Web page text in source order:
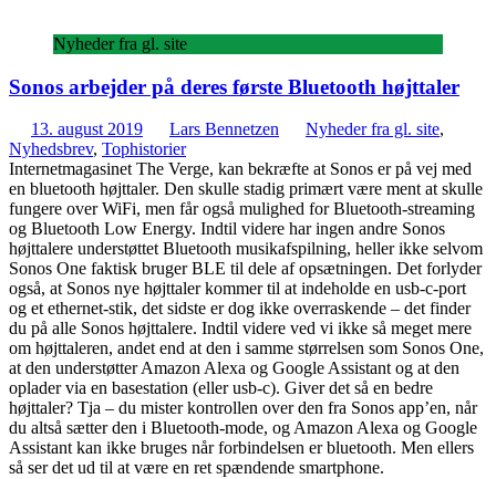
Nyheder fra gl. site
Sonos arbejder på deres første Bluetooth højttaler
13. august 2019 Lars Bennetzen Nyheder fra gl. site,
Nyhedsbrev, Tophistorier
Internetmagasinet The Verge, kan bekræfte at Sonos er på vej med
en bluetooth højttaler. Den skulle stadig primært være ment at skulle
fungere over WiFi, men får også mulighed for Bluetooth-streaming
og Bluetooth Low Energy. Indtil videre har ingen andre Sonos
højttalere understøttet Bluetooth musikafspilning, heller ikke selvom
Sonos One faktisk bruger BLE til dele af opsætningen. Det forlyder
også, at Sonos nye højttaler kommer til at indeholde en usb-c-port
og et ethernet-stik, det sidste er dog ikke overraskende – det finder
du på alle Sonos højttalere. Indtil videre ved vi ikke så meget mere
om højttaleren, andet end at den i samme størrelsen som Sonos One,
at den understøtter Amazon Alexa og Google Assistant og at den
oplader via en basestation (eller usb-c). Giver det så en bedre
højttaler? Tja – du mister kontrollen over den fra Sonos app’en, når
du altså sætter den i Bluetooth-mode, og Amazon Alexa og Google
Assistant kan ikke bruges når forbindelsen er bluetooth. Men ellers
så ser det ud til at være en ret spændende smartphone.